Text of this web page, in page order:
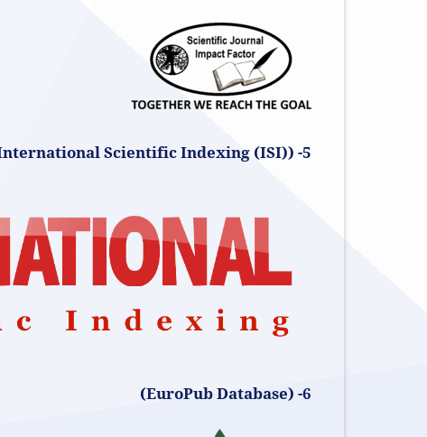
5- (International Scientific Indexing (ISI))حيث معامل التأثير للمجلة 2024-2025 هو 1.191
6- (EuroPub Database)